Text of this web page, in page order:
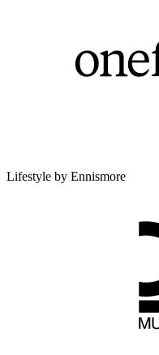
Lifestyle by Ennismore